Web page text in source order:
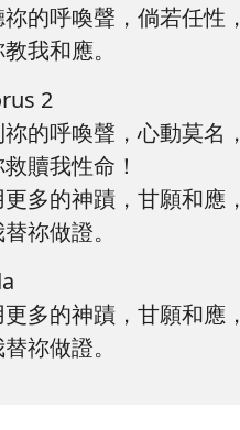
的呼喚聲，倘若任性，
我和應。
2
的呼喚聲，心動莫名，
贖我性命！
多的神蹟，甘願和應，
祢做證。
多的神蹟，甘願和應，
祢做證。